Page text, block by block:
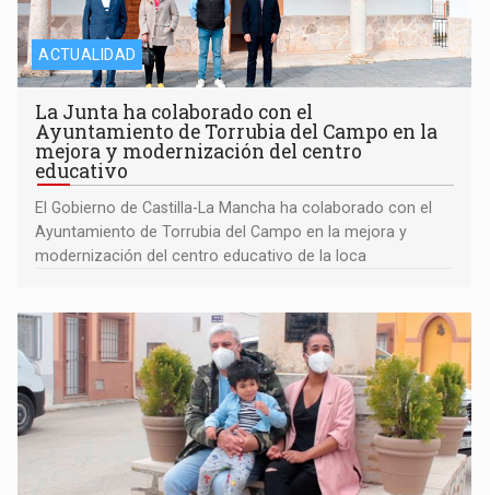
ACTUALIDAD
La Junta ha colaborado con el
Ayuntamiento de Torrubia del Campo en la
mejora y modernización del centro
educativo
El Gobierno de Castilla-La Mancha ha colaborado con el
Ayuntamiento de Torrubia del Campo en la mejora y
modernización del centro educativo de la loca